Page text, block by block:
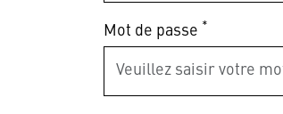
Mot de passe *